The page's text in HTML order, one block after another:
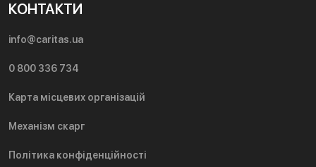
КОНТАКТИ
info@caritas.ua
0 800 336 734
Карта місцевих організацій
Механізм скарг
Політика конфіденційності